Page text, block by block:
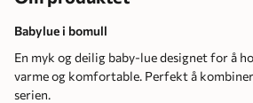
Babylue i bomull
En myk og deilig baby-lue designet for å
varme og komfortable. Perfekt å
serien.